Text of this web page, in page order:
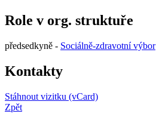
Role v org. struktuře
předsedkyně - Sociálně-zdravotní výbor
Kontakty
Stáhnout vizitku (vCard)
Zpět